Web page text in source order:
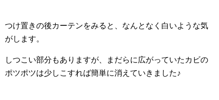
つけ置きの後カーテンをみると、なんとなく白いような気
がします。
しつこい部分もありますが、まだらに広がっていたカビの
ポツポツは少しこすれば簡単に消えていきました♪